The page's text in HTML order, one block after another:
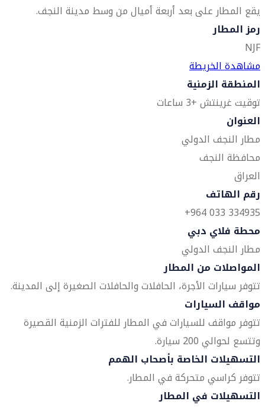
يقع المطار على بعد أربعة أميال من وسط مدينة النجف.
رمز المطار
NJF
مشاهدة الخريطة
المنطقة الزمنية
توقيت غرينتش +3 ساعات
العنوان
مطار النجف الدولي
محافظة النجف
العراق
رقم الهاتف
334935 033 964+
محطة فلاي دبي
مطار النجف الدولي
المواصلات من المطار
تتوفر سيارات الأجرة، الحافلات والحافلات الصغيرة إلى المدينة.
مواقف السيارات
تتوفر مواقف للسيارات في المطار للفترات الزمنية القصيرة
وتتسع لحوالي 200 سيارة.
التسهيلات الخاصة بأصحاب الهمم
تتوفر كراسي متحركة في المطار.
التسهيلات في المطار